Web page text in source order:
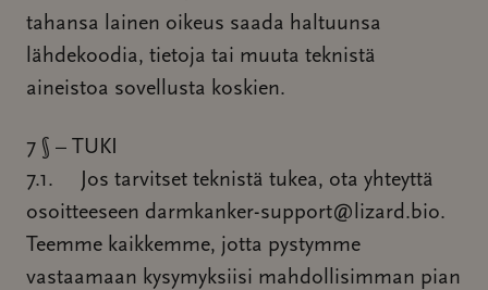
tahansa lainen oikeus saada haltuunsa
lähdekoodia, tietoja tai muuta teknistä
aineistoa sovellusta koskien.
7 § – TUKI
7.1. Jos tarvitset teknistä tukea, ota yhteyttä
osoitteeseen darmkanker-support@lizard.bio.
Teemme kaikkemme, jotta pystymme
vastaamaan kysymyksiisi mahdollisimman pian